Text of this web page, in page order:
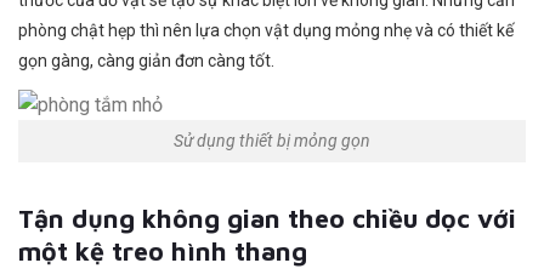
phòng chật hẹp thì nên lựa chọn vật dụng mỏng nhẹ và có thiết kế
gọn gàng, càng giản đơn càng tốt.
Sử dụng thiết bị mỏng gọn
Tận dụng không gian theo chiều dọc với
một kệ treo hình thang